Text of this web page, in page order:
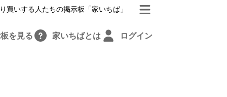
買いする人たちの掲示板「家いちば」
を見る 家いちばとは ログイン